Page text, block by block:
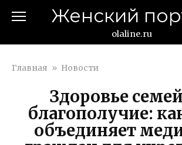
Женский
olaline.ru
Главная » Новости
Здоровье
благополучие:
объединяет